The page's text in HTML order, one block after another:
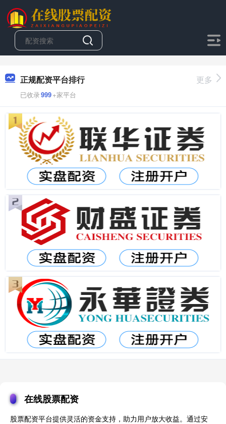
正规配资平台排行
已收录999+家平台
更多
在线股票配资
股票配资平台提供灵活的资金支持，助力用户放大收益。通过安